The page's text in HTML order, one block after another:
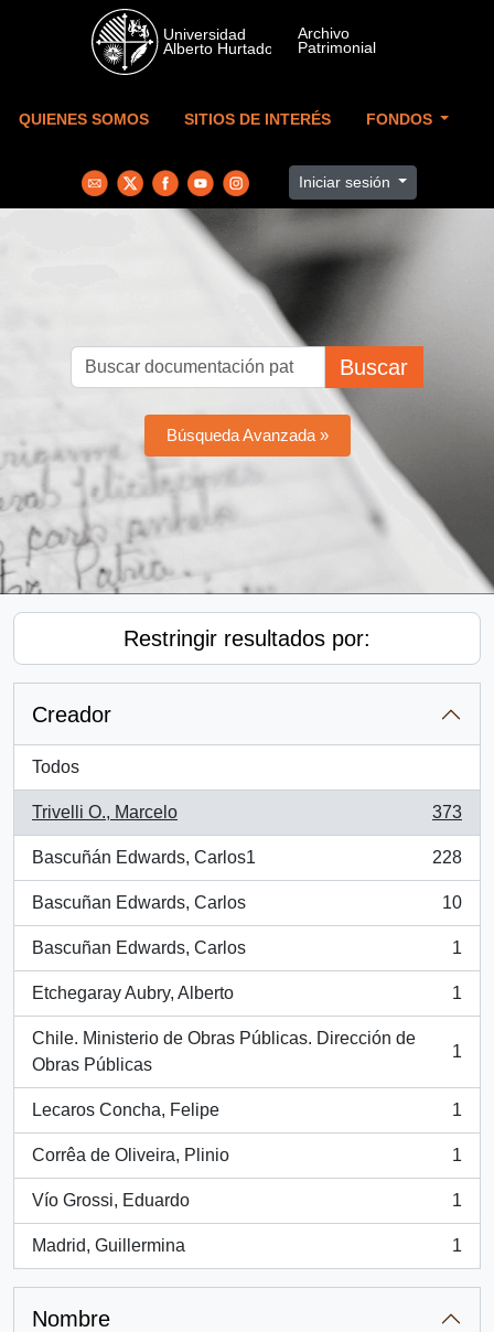
Skip to main content
QUIENES SOMOS SITIOS DE INTERÉS FONDOS
Iniciar sesión
Buscar
Búsqueda Avanzada »
Restringir resultados por:
Creador
Todos
Trivelli O., Marcelo
, 373 resultados
373
Bascuñán Edwards, Carlos1
, 228 resultados
228
Bascuñan Edwards, Carlos
, 10 resultados
10
Bascuñan Edwards, Carlos
, 1 resultados
1
Etchegaray Aubry, Alberto
, 1 resultados
1
Chile. Ministerio de Obras Públicas. Dirección de
Obras Públicas
, 1 resultados
1
Lecaros Concha, Felipe
, 1 resultados
1
Corrêa de Oliveira, Plinio
, 1 resultados
1
Vío Grossi, Eduardo
, 1 resultados
1
Madrid, Guillermina
, 1 resultados
1
Nombre